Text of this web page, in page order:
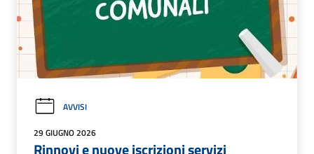
AVVISI
29 GIUGNO 2026
Rinnovi e nuove iscrizioni servizi